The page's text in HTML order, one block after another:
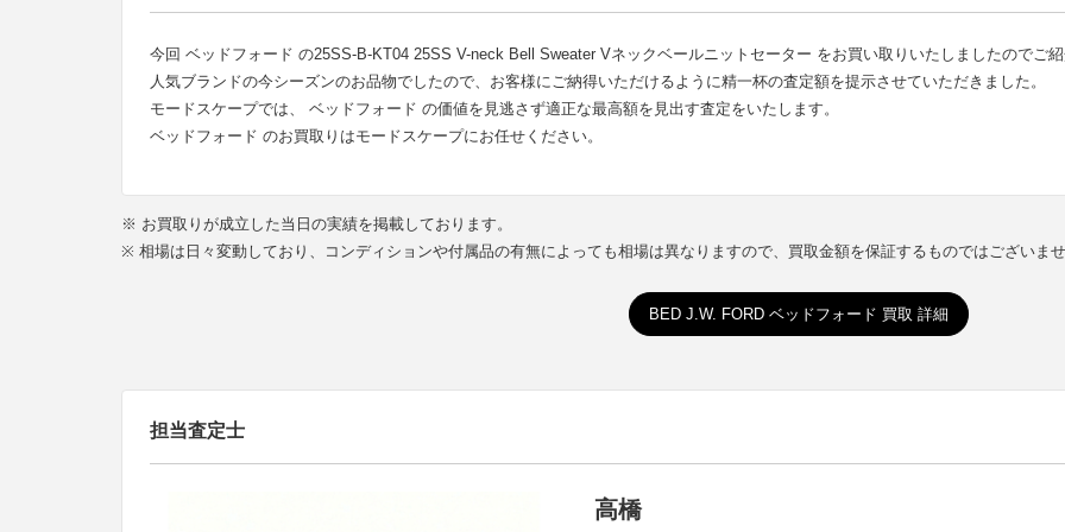
今回 ベッドフォード の25SS-B-KT04 25SS V-neck Bell Sweater Vネックベールニットセーター をお買い取りいたしましたのでご紹
人気ブランドの今シーズンのお品物でしたので、お客様にご納得いただけるように精一杯の査定額を提示させていただきました。
モードスケープでは、 ベッドフォード の価値を見逃さず適正な最高額を見出す査定をいたします。
ベッドフォード のお買取りはモードスケープにお任せください。
※ お買取りが成立した当日の実績を掲載しております。
※ 相場は日々変動しており、コンディションや付属品の有無によっても相場は異なりますので、買取金額を保証するものではございませ
BED J.W. FORD ベッドフォード 買取 詳細
担当査定士
高橋